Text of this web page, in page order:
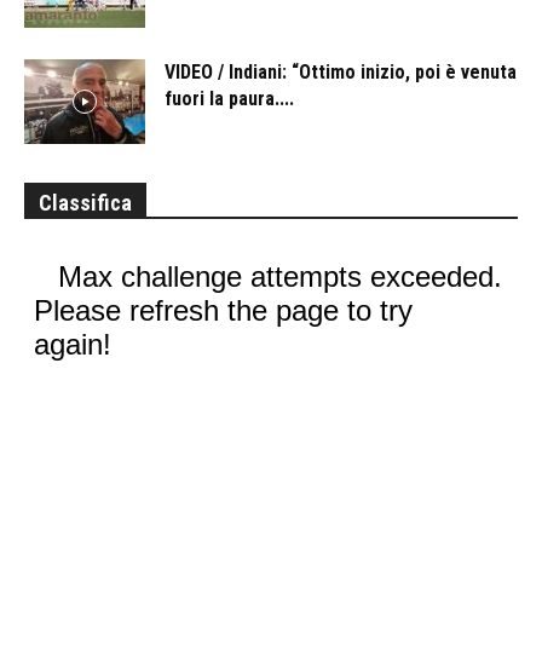
VIDEO / Indiani: “Ottimo inizio, poi è venuta
fuori la paura....
Classifica